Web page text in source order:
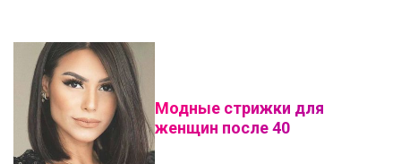
Модные стрижки для
женщин после 40